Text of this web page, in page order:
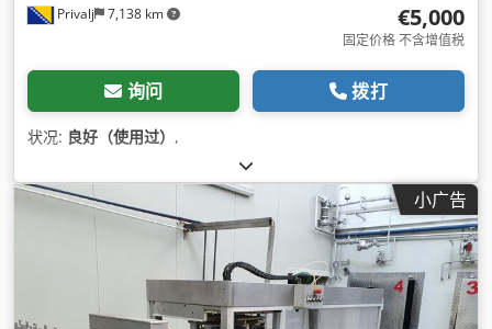
Privalj 7,138 km €5,000
固定价格 不含增值税
询问 拨打
状况: 良好（使用过） ,
小广告